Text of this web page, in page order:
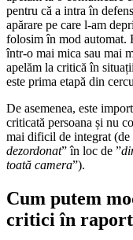
pentru că a intra în
apărare pe care l-am
folosim în mod automat.
într-o mai mica sau mai
apelăm la critică în
este prima etapă din
De asemenea, este
criticată persoana și nu
mai dificil de integrat (de
dezordonat” în loc de ”
toată camera”).
Cum putem
critici în raport